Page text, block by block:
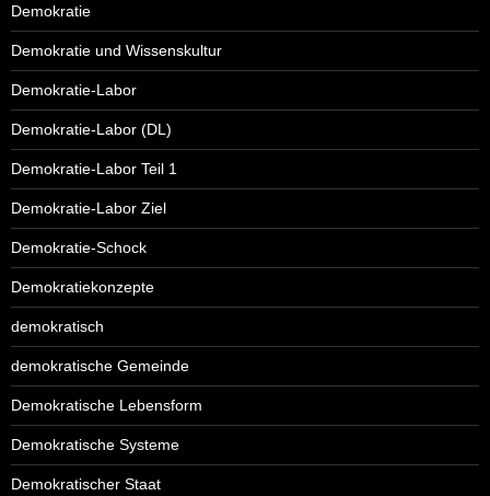
Demokratie
Demokratie und Wissenskultur
Demokratie-Labor
Demokratie-Labor (DL)
Demokratie-Labor Teil 1
Demokratie-Labor Ziel
Demokratie-Schock
Demokratiekonzepte
demokratisch
demokratische Gemeinde
Demokratische Lebensform
Demokratische Systeme
Demokratischer Staat